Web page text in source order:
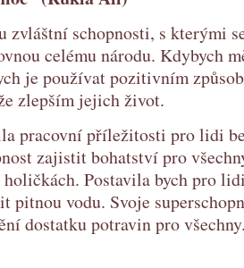
zvláštní schopnosti, s kterými
celému národu. Kdybych
je používat pozitivním
zlepším jejich život.
pracovní příležitosti pro lidi
zajistit bohatství pro
Postavila bych pro
pitnou vodu. Svoje
dostatku potravin pro